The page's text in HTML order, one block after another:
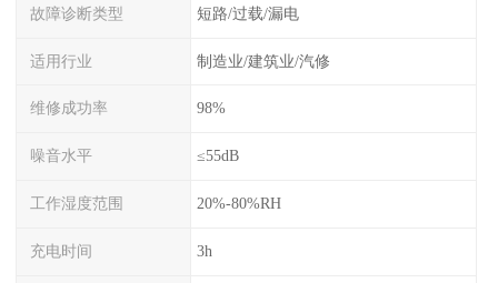
故障诊断类型 短路/过载/漏电
适用行业 制造业/建筑业/汽修
维修成功率 98%
噪音水平 ≤55dB
工作湿度范围 20%-80%RH
充电时间 3h